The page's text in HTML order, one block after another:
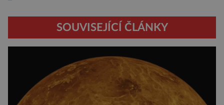
SOUVISEJÍCÍ ČLÁNKY